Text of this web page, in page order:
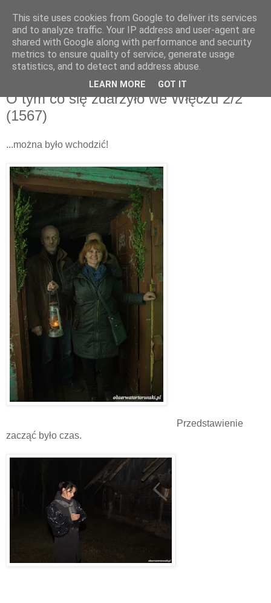
niedziela, 15 listopada 2015
O tym co się zdarzyło we Włęczu 2/2
(1567)
...można było wchodzić!
Przedstawienie
zacząć było czas.
This site uses cookies from Google to deliver its services
and to analyze traffic. Your IP address and user-agent are
shared with Google along with performance and security
metrics to ensure quality of service, generate usage
statistics, and to detect and address abuse.
LEARN MORE GOT IT